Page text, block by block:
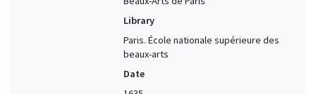
Library
Paris. École nationale supérieure des
beaux-arts
Date